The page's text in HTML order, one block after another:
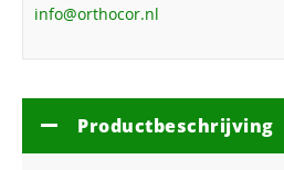
info@orthocor.nl
Productbeschrijving